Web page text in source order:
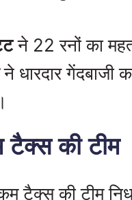
ने 22 रनों का
ने धारदार
की टीम
टैक्स की टीम